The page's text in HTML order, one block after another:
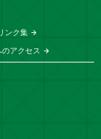
ンク集
アクセス